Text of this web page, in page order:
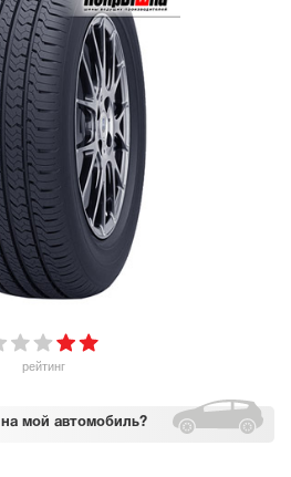
рейтинг
на мой автомобиль?